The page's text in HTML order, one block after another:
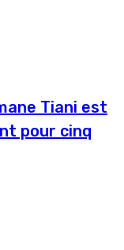
Tiani est
pour cinq